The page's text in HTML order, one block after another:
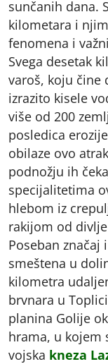
sunčanih dana.
kilometara i
fenomena i
Svega desetak
varoš, koju čine
izrazito kisele
više od 200
posledica
obilaze ovo
podnožju ih
specijalitetima
hlebom iz
rakijom od
Poseban značaj
smeštena u
kilometra
brvnara u
planina Golije
hrama, u kojem
vojska kneza